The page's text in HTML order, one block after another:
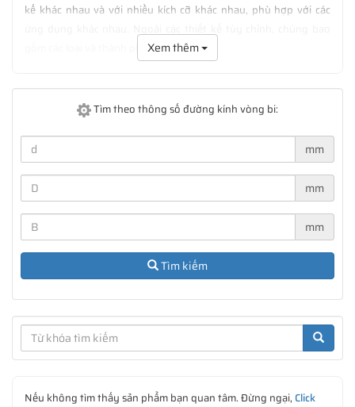
kế khác nhau và với nhiều kích cỡ khác nhau, phù hợp với các
gồm các loại và thành phần sau:
• vòng bi kim cốc kéo
• ổ trục chung
• vòng bi kim với vòng gia công
• căn chỉnh vòng bi kim
• vòng đệm ổ trục
• vòng trong mang kim lăn
• con lăn kim
• con dấu trục xuyên tâm với
Xem thêm
Tìm theo thông số đường kính vòng bi:
mm
mm
mm
Tìm kiếm
Nếu không tìm thấy sản phẩm bạn quan tâm. Đừng ngại, Click